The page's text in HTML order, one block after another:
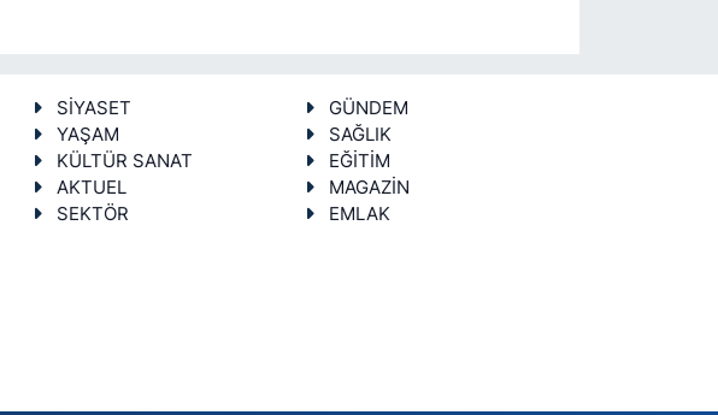
SİYASET
GÜNDEM
YAŞAM
SAĞLIK
KÜLTÜR SANAT
EĞİTİM
AKTUEL
MAGAZİN
SEKTÖR
EMLAK